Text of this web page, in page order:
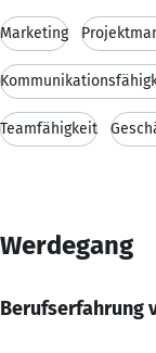
Marketing
Teamfähigkeit
Werdegang
Berufserfahrung